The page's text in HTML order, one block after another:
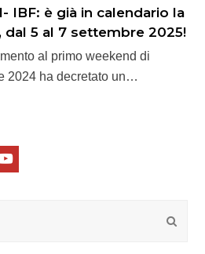
IBF: è già in calendario la
5 al 7 settembre 2025!
al primo weekend di
2024 ha decretato un…
Youtube